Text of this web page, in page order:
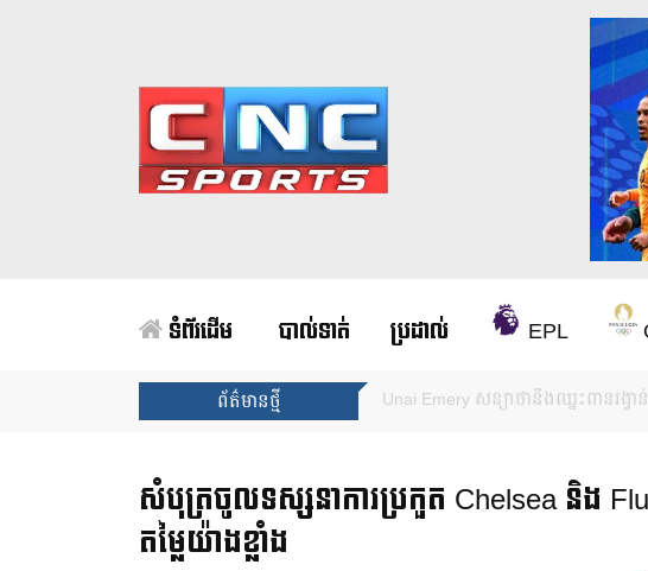
ទំព័រដើម បាល់ទាត់ ប្រដាល់ EPL
ព័ត៌មានថ្មី Arsenal បញ្ចប់ការរង់ចាំ ២២ ឆ្នាំ ដើម្
សំបុត្រចូលទស្សនាការប្រកួត Chelsea និង
តម្លៃយ៉ាងខ្លាំង